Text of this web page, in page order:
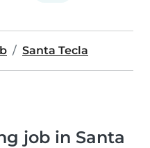
Santa Tecla
job in Santa